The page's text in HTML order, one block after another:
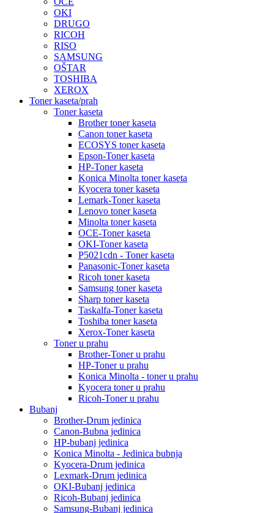
OKI
DRUGO
RICOH
RISO
SAMSUNG
OŠTAR
TOSHIBA
XEROX
Toner kaseta/prah
Toner kaseta
Brother toner kaseta
Canon toner kaseta
ECOSYS toner kaseta
Epson-Toner kaseta
HP-Toner kaseta
Konica Minolta toner kaseta
Kyocera toner kaseta
Lemark-Toner kaseta
Lenovo toner kaseta
Minolta toner kaseta
OCE-Toner kaseta
OKI-Toner kaseta
P5021cdn - Toner kaseta
Panasonic-Toner kaseta
Ricoh toner kaseta
Samsung toner kaseta
Sharp toner kaseta
Taskalfa-Toner kaseta
Toshiba toner kaseta
Xerox-Toner kaseta
Toner u prahu
Brother-Toner u prahu
HP-Toner u prahu
Konica Minolta - toner u prahu
Kyocera toner u prahu
Ricoh-Toner u prahu
Bubanj
Brother-Drum jedinica
Canon-Bubna jedinica
HP-bubanj jedinica
Konica Minolta - Jedinica bubnja
Kyocera-Drum jedinica
Lexmark-Drum jedinica
OKI-Bubanj jedinica
Ricoh-Bubanj jedinica
Samsung-Bubanj jedinica